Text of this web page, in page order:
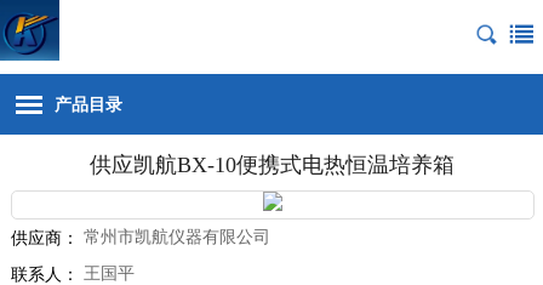
产品目录
供应凯航BX-10便携式电热恒温培养箱
供应商： 常州市凯航仪器有限公司
联系人： 王国平